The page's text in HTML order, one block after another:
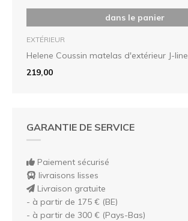
dans le panier
EXTÉRIEUR
Helene Coussin matelas d'extérieur J-line
219,00
GARANTIE DE SERVICE
Paiement sécurisé
livraisons lisses
Livraison gratuite
- à partir de 175 € (BE)
- à partir de 300 € (Pays-Bas)